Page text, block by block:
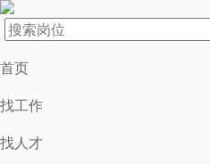
首页
找工作
找人才